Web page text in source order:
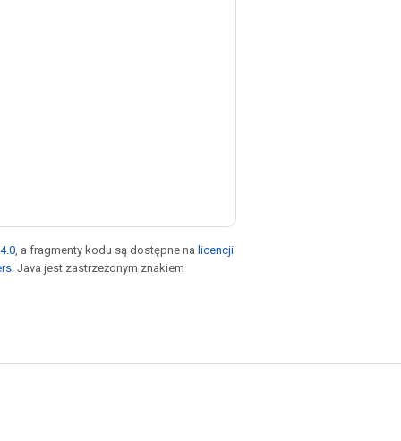
, a fragmenty kodu są dostępne na licencji
. Java jest zastrzeżonym znakiem